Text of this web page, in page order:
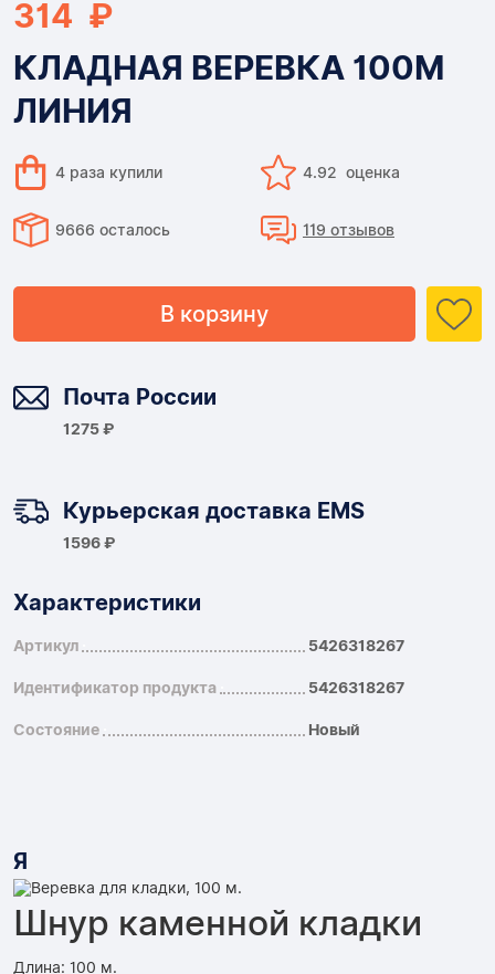
314 ₽
КЛАДНАЯ ВЕРЕВКА 100М
ЛИНИЯ
4 раза купили 4.92 оценка
9666 осталось 119 отзывов
В корзину
Почта России
1275 ₽
Курьерская доставка EMS
1596 ₽
Характеристики
Артикул 5426318267
Идентификатор продукта 5426318267
Состояние Новый
Я
Шнур каменной кладки
Длина: 100 м.